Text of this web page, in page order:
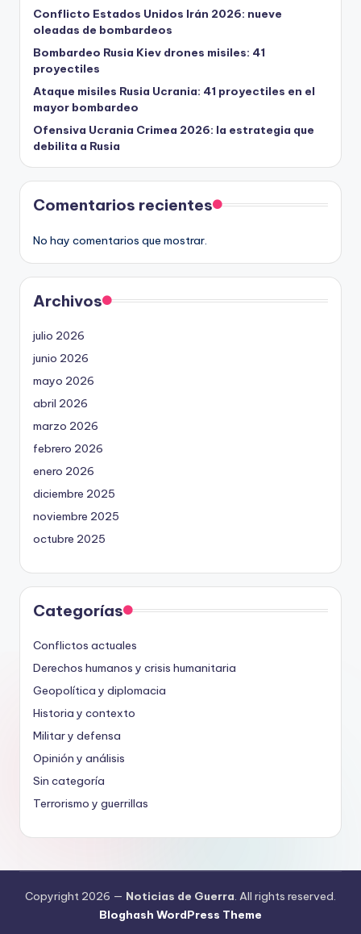
Conflicto Estados Unidos Irán 2026: nueve
oleadas de bombardeos
Bombardeo Rusia Kiev drones misiles: 41
proyectiles
Ataque misiles Rusia Ucrania: 41 proyectiles en el
mayor bombardeo
Ofensiva Ucrania Crimea 2026: la estrategia que
debilita a Rusia
Comentarios recientes
No hay comentarios que mostrar.
Archivos
julio 2026
junio 2026
mayo 2026
abril 2026
marzo 2026
febrero 2026
enero 2026
diciembre 2025
noviembre 2025
octubre 2025
Categorías
Conflictos actuales
Derechos humanos y crisis humanitaria
Geopolítica y diplomacia
Historia y contexto
Militar y defensa
Opinión y análisis
Sin categoría
Terrorismo y guerrillas
Copyright 2026 — Noticias de Guerra. All rights reserved.
Bloghash WordPress Theme